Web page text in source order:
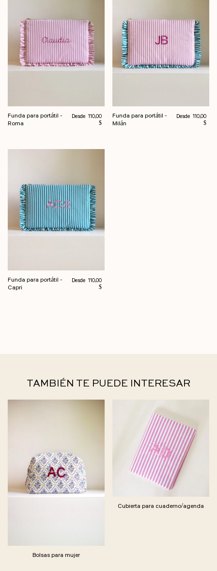
Funda para portátil -
Roma
Precio habitual
Desde 110,00
$
Funda para portátil -
Milán
Precio habitual
Desde 110,00
$
Funda para portátil -
Capri
Precio habitual
Desde 110,00
$
TAMBIÉN TE PUEDE INTERESAR
Bolsas para mujer
Cubierta para cuaderno/agenda